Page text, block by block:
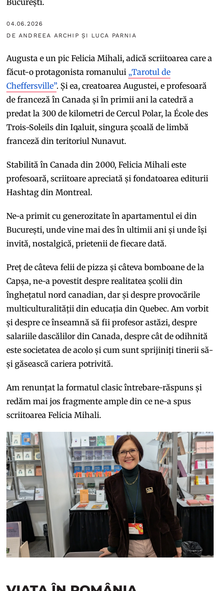
București.
04.06.2026
DE ANDREEA ARCHIP ȘI LUCA PARNIA
Augusta e un pic Felicia Mihali, adică scriitoarea care a
făcut-o protagonista romanului „Tarotul de
Cheffersville”. Și ea, creatoarea Augustei, e profesoară
de franceză în Canada și în primii ani la catedră a
predat la 300 de kilometri de Cercul Polar, la École des
Trois-Soleils din Iqaluit, singura școală de limbă
franceză din teritoriul Nunavut.
Stabilită în Canada din 2000, Felicia Mihali este
profesoară, scriitoare apreciată și fondatoarea editurii
Hashtag din Montreal.
Ne-a primit cu generozitate în apartamentul ei din
București, unde vine mai des în ultimii ani și unde își
invită, nostalgică, prietenii de fiecare dată.
Preț de câteva felii de pizza și câteva bomboane de la
Capșa, ne-a povestit despre realitatea școlii din
înghețatul nord canadian, dar și despre provocările
multiculturalității din educația din Quebec. Am vorbit
și despre ce înseamnă să fii profesor astăzi, despre
salariile dascălilor din Canada, despre cât de odihnită
este societatea de acolo și cum sunt sprijiniți tinerii să-
și găsească cariera potrivită.
Am renunțat la formatul clasic întrebare-răspuns și
redăm mai jos fragmente ample din ce ne-a spus
scriitoarea Felicia Mihali.